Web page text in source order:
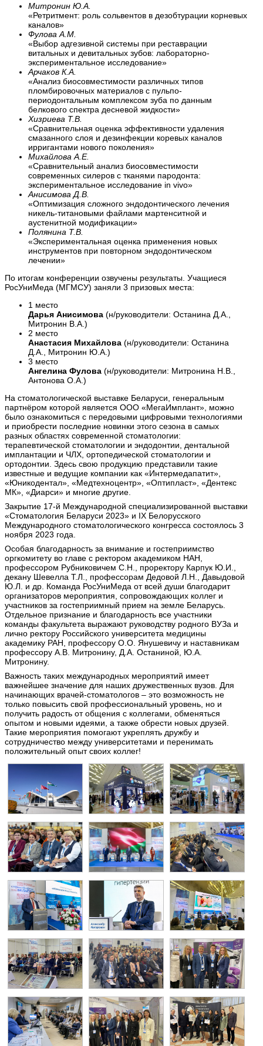
Митронин Ю.А.
«Ретритмент: роль сольвентов в дезобтурации корневых
каналов»
Фулова А.М.
«Выбор адгезивной системы при реставрации
витальных и девитальных зубов: лабораторно-
экспериментальное исследование»
Арчаков К.А.
«Анализ биосовместимости различных типов
пломбировочных материалов с пульпо-
периодонтальным комплексом зуба по данным
белкового спектра десневой жидкости»
Хизриева Т.В.
«Сравнительная оценка эффективности удаления
смазанного слоя и дезинфекции коревых каналов
ирригантами нового поколения»
Михайлова А.Е.
«Сравнительный анализ биосовместимости
современных силеров с тканями пародонта:
экспериментальное исследование in vivo»
Анисимова Д.В.
«Оптимизация сложного эндодонтического лечения
никель-титановыми файлами мартенситной и
аустенитной модификации»
Полянина Т.В.
«Экспериментальная оценка применения новых
инструментов при повторном эндодонтическом
лечении»
По итогам конференции озвучены результаты. Учащиеся
РосУниМеда (МГМСУ) заняли 3 призовых места:
1 место
Дарья Анисимова (н/руководители: Останина Д.А.,
Митронин В.А.)
2 место
Анастасия Михайлова (н/руководители: Останина
Д.А., Митронин Ю.А.)
3 место
Ангелина Фулова (н/руководители: Митронина Н.В.,
Антонова О.А.)
На стоматологической выставке Беларуси, генеральным
партнёром которой является ООО «МегаИмплант», можно
было ознакомиться с передовыми цифровыми технологиями
и приобрести последние новинки этого сезона в самых
разных областях современной стоматологии:
терапевтической стоматологии и эндодонтии, дентальной
имплантации и ЧЛХ, ортопедической стоматологии и
ортодонтии. Здесь свою продукцию представили такие
известные и ведущие компании как «Интермедапатит»,
«Юникодентал», «Медтехноцентр», «Оптипласт», «Дентекс
МК», «Диарси» и многие другие.
Закрытие 17-й Международной специализированной выставки
«Стоматология Беларуси 2023» и IX Белорусского
Международного стоматологического конгресса состоялось 3
ноября 2023 года.
Особая благодарность за внимание и гостеприимство
оргкомитету во главе с ректором академиком НАН,
профессором Рубниковичем С.Н., проректору Карпук Ю.И.,
декану Шевелла Т.Л., профессорам Дедовой Л.Н., Давыдовой
Ю.Л. и др. Команда РосУниМеда от всей души благодарит
организаторов мероприятия, сопровождающих коллег и
участников за гостеприимный прием на земле Беларусь.
Отдельное признание и благодарность все участники
команды факультета выражают руководству родного ВУЗа и
лично ректору Российского университета медицины
академику РАН, профессору О.О. Янушевичу и наставникам
профессору А.В. Митронину, Д.А. Останиной, Ю.А.
Митронину.
Важность таких международных мероприятий имеет
важнейшее значение для наших дружественных вузов. Для
начинающих врачей-стоматологов – это возможность не
только повысить свой профессиональный уровень, но и
получить радость от общения с коллегами, обменяться
опытом и новыми идеями, а также обрести новых друзей.
Такие мероприятия помогают укреплять дружбу и
сотрудничество между университетами и перенимать
положительный опыт своих коллег!